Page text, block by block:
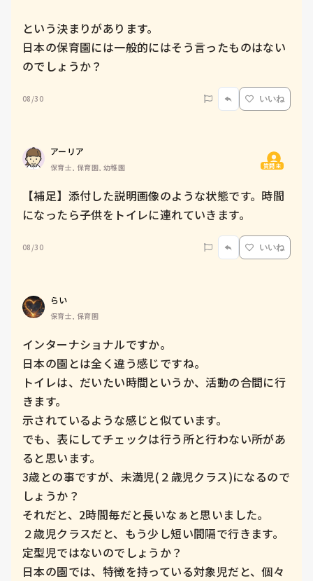
という決まりがあります。
日本の保育園には一般的にはそう言ったものはない
のでしょうか？
08/30 いいね
アーリア
保育士, 保育園, 幼稚園 質問主
【補足】添付した説明画像のような状態です。時間
になったら子供をトイレに連れていきます。
08/30 いいね
らい
保育士, 保育園
インターナショナルですか。
日本の園とは全く違う感じですね。
トイレは、だいたい時間というか、活動の合間に行
きます。
示されているような感じと似ています。
でも、表にしてチェックは行う所と行わない所があ
ると思います。
3歳との事ですが、未満児(２歳児クラス)になるので
しょうか？
それだと、2時間毎だと長いなぁと思いました。
２歳児クラスだと、もう少し短い間隔で行きます。
定型児ではないのでしょうか？
日本の園では、特徴を持っている対象児だと、個々